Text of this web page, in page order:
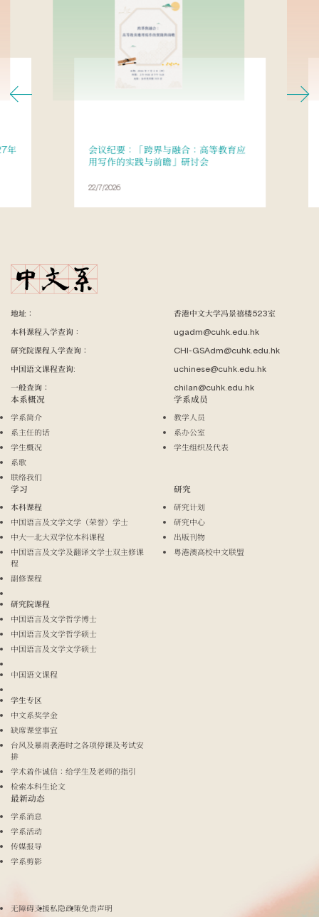
年
会议纪要：「跨界与融合：高等教育应
用写作的实践与前瞻」研讨会
22/7/2026
地址：
香港中文大学冯景禧楼523室
本科课程入学查询：
ugadm@cuhk.edu.hk
研究院课程入学查询：
CHI-GSAdm@cuhk.edu.hk
中国语文课程查询:
uchinese@cuhk.edu.hk
一般查询：
chilan@cuhk.edu.hk
本系概况
学系简介
系主任的话
学生概况
系歌
联络我们
学系成员
教学人员
系办公室
学生组织及代表
学习
本科课程
中国语言及文学文学（荣誉）学士
中大─北大双学位本科课程
中国语言及文学及翻译文学士双主修课
程
副修课程
研究院课程
中国语言及文学哲学博士
中国语言及文学哲学硕士
中国语言及文学文学硕士
中国语文课程
学生专区
中文系奖学金
缺席课堂事宜
台风及暴雨袭港时之各项停课及考试安
排
学术着作诚信：给学生及老师的指引
检索本科生论文
研究
研究计划
研究中心
出版刊物
粤港澳高校中文联盟
最新动态
学系消息
学系活动
传媒报导
学系剪影
无障碍支援私隐政策免责声明